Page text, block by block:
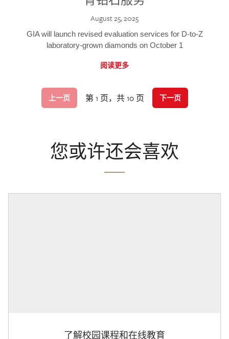
August 25, 2025
GIA will launch revised evaluation services for D-to-Z
laboratory-grown diamonds on October 1
阅读更多
上一页 第 1 页，共 10 页 下一页
您或许还会喜欢
了解校园课程和在线教育